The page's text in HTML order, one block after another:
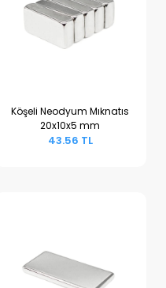
Sepete Ekle
Köşeli Neodyum Mıknatıs
20x10x5 mm
43.56 TL